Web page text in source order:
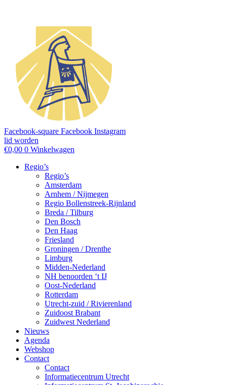
Facebook-square Facebook Instagram
lid worden
€0,00 0 Winkelwagen
Regio’s
Regio’s
Amsterdam
Arnhem / Nijmegen
Regio Bollenstreek-Rijnland
Breda / Tilburg
Den Bosch
Den Haag
Friesland
Groningen / Drenthe
Limburg
Midden-Nederland
NH benoorden ‘t IJ
Oost-Nederland
Rotterdam
Utrecht-zuid / Rivierenland
Zuidoost Brabant
Zuidwest Nederland
Nieuws
Agenda
Webshop
Contact
Contact
Informatiecentrum Utrecht